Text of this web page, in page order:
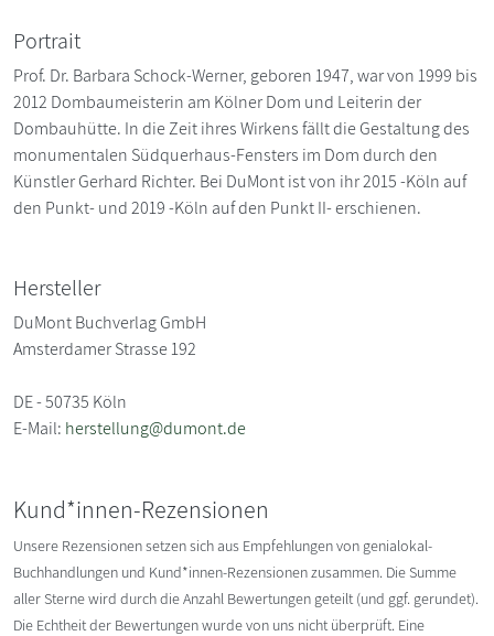
Portrait
Prof. Dr. Barbara Schock-Werner, geboren 1947, war von 1999 bis
2012 Dombaumeisterin am Kölner Dom und Leiterin der
Dombauhütte. In die Zeit ihres Wirkens fällt die Gestaltung des
monumentalen Südquerhaus-Fensters im Dom durch den
Künstler Gerhard Richter. Bei DuMont ist von ihr 2015 -Köln auf
den Punkt- und 2019 -Köln auf den Punkt II- erschienen.
Hersteller
DuMont Buchverlag GmbH
Amsterdamer Strasse 192
DE - 50735 Köln
E-Mail: herstellung@dumont.de
Kund*innen-Rezensionen
Unsere Rezensionen setzen sich aus Empfehlungen von genialokal-
Buchhandlungen und Kund*innen-Rezensionen zusammen. Die Summe
aller Sterne wird durch die Anzahl Bewertungen geteilt (und ggf. gerundet).
Die Echtheit der Bewertungen wurde von uns nicht überprüft. Eine